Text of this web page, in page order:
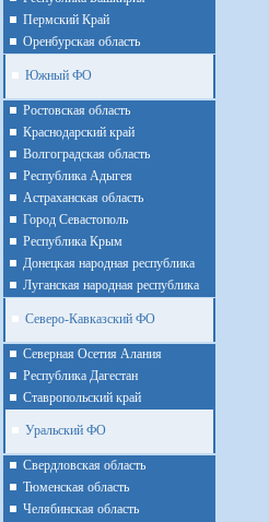
Пермский Край
Оренбурская область
Южный ФО
Ростовская область
Краснодарский край
Волгоградская область
Республика Адыгея
Астраханская область
Город Севастополь
Республика Крым
Донецкая народная республика
Луганская народная республика
Северо-Кавказский ФО
Северная Осетия Алания
Республика Дагестан
Ставропольский край
Уральский ФО
Cвердловская область
Тюменская область
Челябинская область